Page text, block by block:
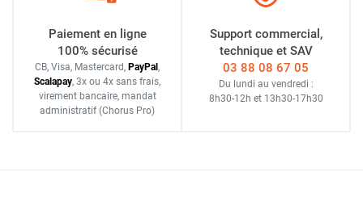
Paiement en ligne
100% sécurisé
CB, Visa, Mastercard, PayPal ,
Scalapay, 3x ou 4x sans frais,
virement bancaire, mandat
administratif (Chorus Pro)
Support commercial,
technique et SAV
03 88 08 67 05
Du lundi au vendredi :
8h30-12h et 13h30-17h30